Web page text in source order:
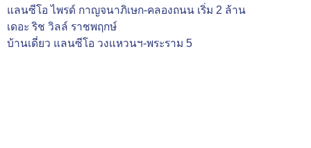
แลนซีโอ ไพรด์ กาญจนาภิเษก-คลองถนน เริ่ม 2 ล้าน
เดอะ ริช วิลล์ ราชพฤกษ์
บ้านเดี่ยว แลนซีโอ วงแหวนฯ-พระราม 5